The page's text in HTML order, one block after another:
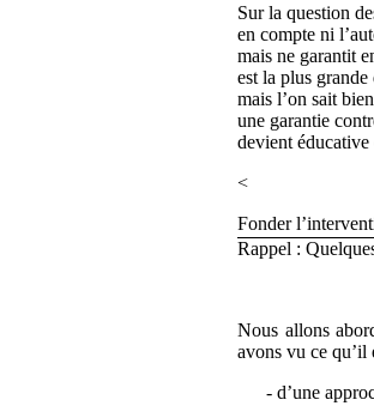
Sur la question
en compte ni
mais ne garantit
est la plus
mais l’on sait
une garantie
devient éducative
<
Fonder
Rappel :
Nous allons
avons vu ce qu’il
- d’une